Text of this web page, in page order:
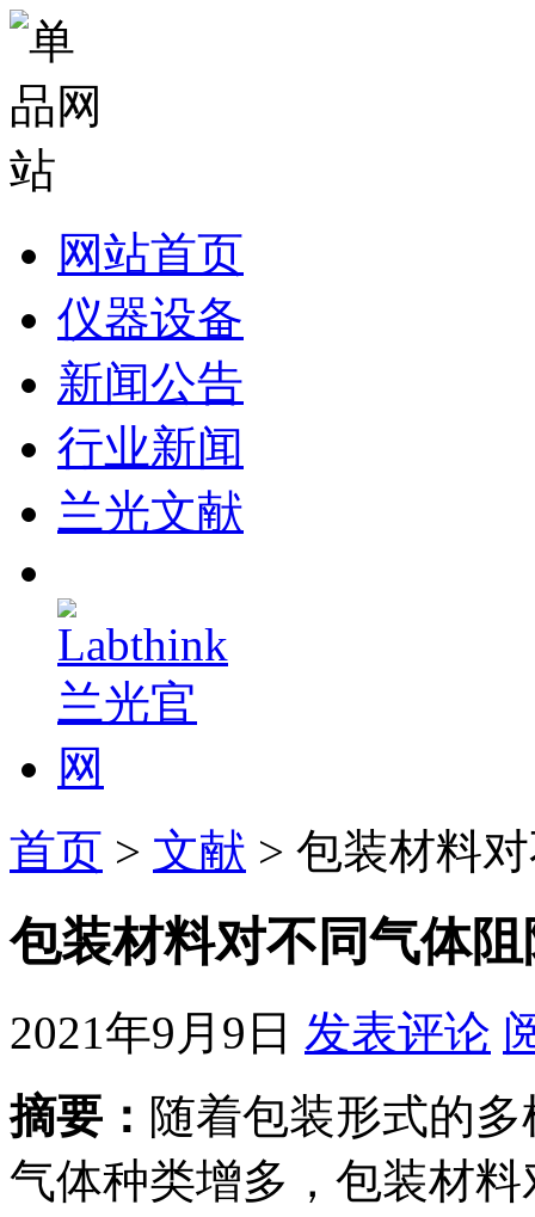
网站首页
仪器设备
新闻公告
行业新闻
兰光文献
首页 > 文献 > 包装材料
包装材料对不同气体
2021年9月9日 发表评论
摘要： 随着包装形式的
气体种类增多，包装材